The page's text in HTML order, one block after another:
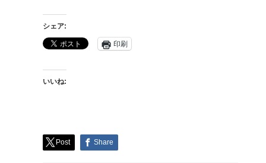
シェア:
印刷
いいね:
Post Share